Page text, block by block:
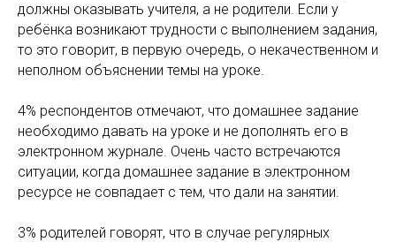
должны оказывать учителя, а не родители. Если у
ребёнка возникают трудности с выполнением задания,
то это говорит, в первую очередь, о некачественном и
неполном объяснении темы на уроке.
4% респондентов отмечают, что домашнее задание
необходимо давать на уроке и не дополнять его в
электронном журнале. Очень часто встречаются
ситуации, когда домашнее задание в электронном
ресурсе не совпадает с тем, что дали на занятии.
3% родителей говорят, что в случае регулярных